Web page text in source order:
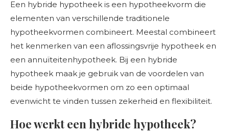
Een hybride hypotheek is een hypotheekvorm die
elementen van verschillende traditionele
hypotheekvormen combineert. Meestal combineert
het kenmerken van een aflossingsvrije hypotheek en
een annuïteitenhypotheek. Bij een hybride
hypotheek maak je gebruik van de voordelen van
beide hypotheekvormen om zo een optimaal
evenwicht te vinden tussen zekerheid en flexibiliteit.
Hoe werkt een hybride hypotheek?